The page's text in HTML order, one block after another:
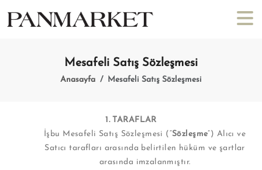
Mesafeli Satış Sözleşmesi
Anasayfa Mesafeli Satış Sözleşmesi
1. TARAFLAR
İşbu Mesafeli Satış Sözleşmesi (“Sözleşme”) Alıcı ve
Satıcı tarafları arasında belirtilen hüküm ve şartlar
arasında imzalanmıştır.